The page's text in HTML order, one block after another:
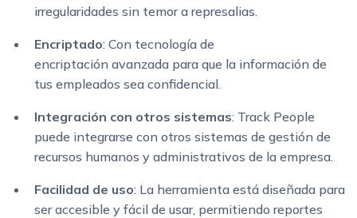
irregularidades sin temor a represalias.
Encriptado: Con tecnología de
encriptación avanzada para que la información de
tus empleados sea confidencial.
Integración con otros sistemas: Track People
puede integrarse con otros sistemas de gestión de
recursos humanos y administrativos de la empresa.
Facilidad de uso: La herramienta está diseñada para
ser accesible y fácil de usar, permitiendo reportes